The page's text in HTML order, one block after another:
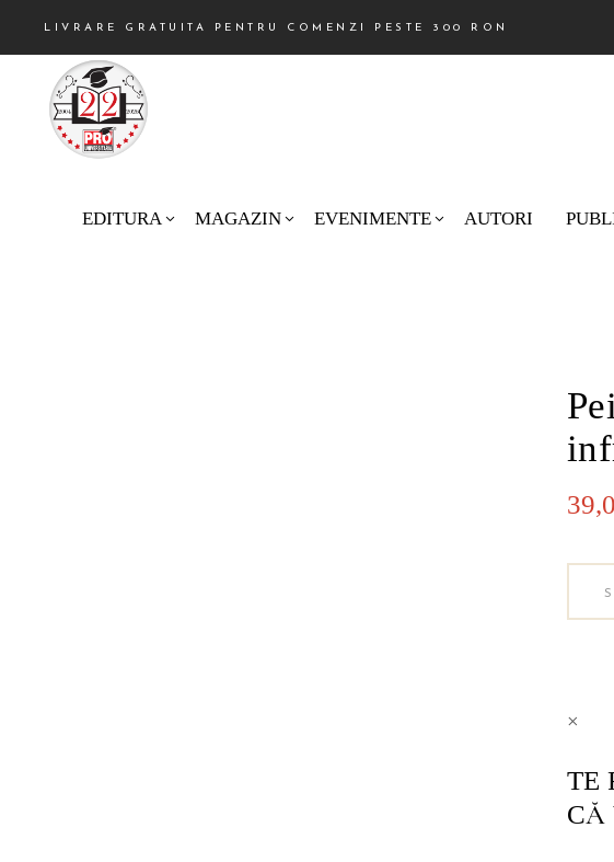
LIVRARE GRATUITA PENTRU COMENZI PESTE 300 RON
EDITURA MAGAZIN EVENIMENTE AUTORI
×
TE
CĂ